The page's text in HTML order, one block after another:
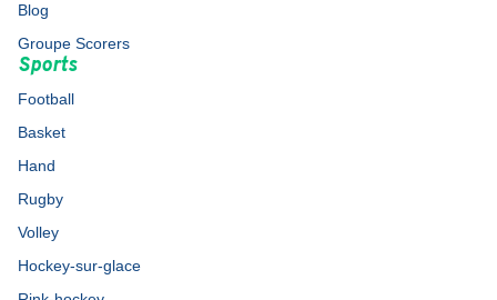
Blog
Groupe Scorers
Sports
Football
Basket
Hand
Rugby
Volley
Hockey-sur-glace